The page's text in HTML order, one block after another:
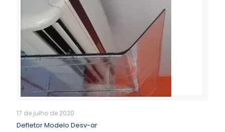
17 de julho de 2020
Defletor Modelo Desv-ar